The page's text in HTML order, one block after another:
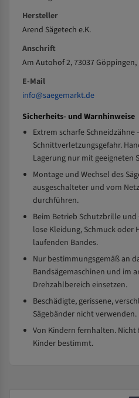
Hersteller
Arend Sägetech e.K.
Anschrift
Am Autohof 2, 73037
E-Mail
info@saegemarkt.de
Sicherheits- und Warnhinweise
Extrem scharfe Schneidzähne
Schnittverletzungsgefahr.
Lagerung nur mit geeigneten
Montage und Wechsel des
ausgeschalteter und vom
durchführen.
Beim Betrieb Schutzbrille
lose Kleidung, Schmuck oder
laufenden Bandes.
Nur bestimmungsgemäß an
Bandsägemaschinen und im
Drehzahlbereich einsetzen.
Beschädigte, gerissene,
Sägebänder nicht verwenden.
Von Kindern fernhalten.
Kinder bestimmt.